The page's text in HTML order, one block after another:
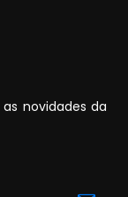
novidades da